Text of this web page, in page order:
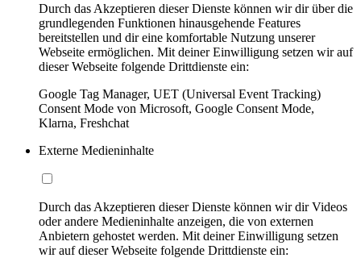
Durch das Akzeptieren dieser Dienste können wir dir über die
grundlegenden Funktionen hinausgehende Features
bereitstellen und dir eine komfortable Nutzung unserer
Webseite ermöglichen. Mit deiner Einwilligung setzen wir auf
dieser Webseite folgende Drittdienste ein:
Google Tag Manager, UET (Universal Event Tracking)
Consent Mode von Microsoft, Google Consent Mode,
Klarna, Freshchat
Externe Medieninhalte
Durch das Akzeptieren dieser Dienste können wir dir Videos
oder andere Medieninhalte anzeigen, die von externen
Anbietern gehostet werden. Mit deiner Einwilligung setzen
wir auf dieser Webseite folgende Drittdienste ein: